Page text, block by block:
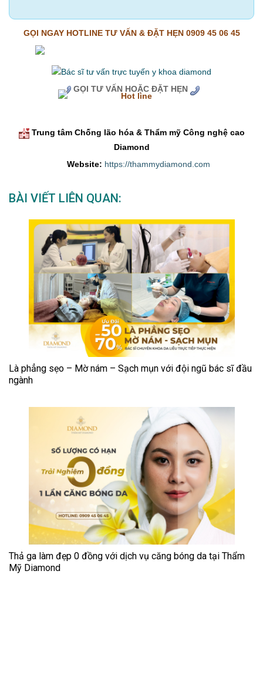
GỌI NGAY HOTLINE TƯ VẤN & ĐẶT HẸN 0909 45 06 45
GỌI TƯ VẤN HOẶC ĐẶT HẸN
Trung tâm Chống lão hóa & Thẩm mỹ Công nghệ cao
Diamond
Website: https://thammydiamond.com
BÀI VIẾT LIÊN QUAN:
Là phẳng sẹo – Mờ nám – Sạch mụn với đội ngũ bác sĩ đầu
ngành
Thả ga làm đẹp 0 đồng với dịch vụ căng bóng da tại Thẩm
Mỹ Diamond